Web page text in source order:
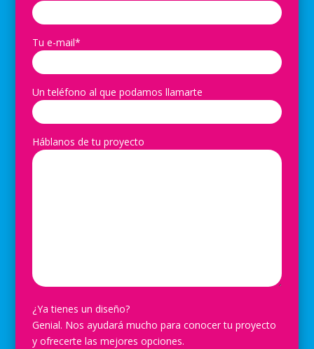
Tu e-mail*
Un teléfono al que podamos llamarte
Háblanos de tu proyecto
¿Ya tienes un diseño?
Genial. Nos ayudará mucho para conocer tu proyecto
y ofrecerte las mejores opciones.